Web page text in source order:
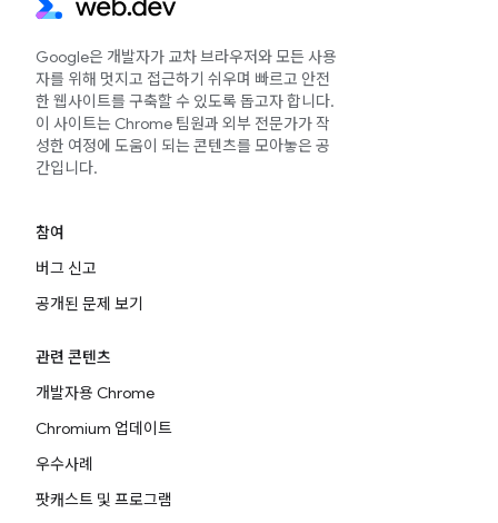
Google은 개발자가 교차 브라우저와 모든 사용
자를 위해 멋지고 접근하기 쉬우며 빠르고 안전
한 웹사이트를 구축할 수 있도록 돕고자 합니다.
이 사이트는 Chrome 팀원과 외부 전문가가 작
성한 여정에 도움이 되는 콘텐츠를 모아놓은 공
간입니다.
참여
버그 신고
공개된 문제 보기
관련 콘텐츠
개발자용 Chrome
Chromium 업데이트
우수사례
팟캐스트 및 프로그램